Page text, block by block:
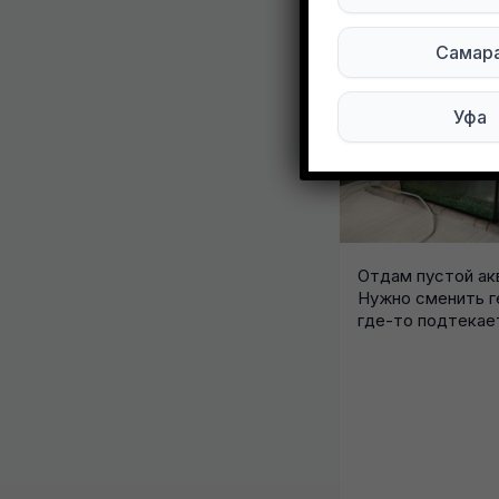
Отдам пустой
Нужно сменить
где-то
Уфа